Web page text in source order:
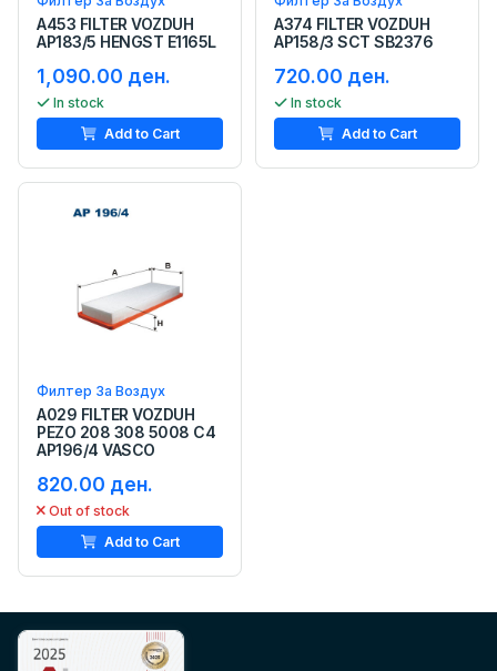
A453 FILTER VOZDUH
AP183/5 HENGST E1165L
1,090.00 ден.
In stock
Add to Cart
A374 FILTER VOZDUH
AP158/3 SCT SB2376
720.00 ден.
In stock
Add to Cart
Филтер За Воздух
A029 FILTER VOZDUH
PEZO 208 308 5008 C4
AP196/4 VASCO
820.00 ден.
Out of stock
Add to Cart